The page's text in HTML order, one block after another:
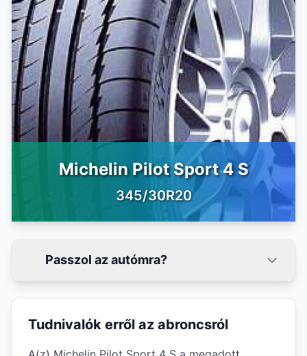
Michelin Pilot Sport 4 S
345/30R20
Passzol az autómra?
Tudnivalók erről az abroncsról